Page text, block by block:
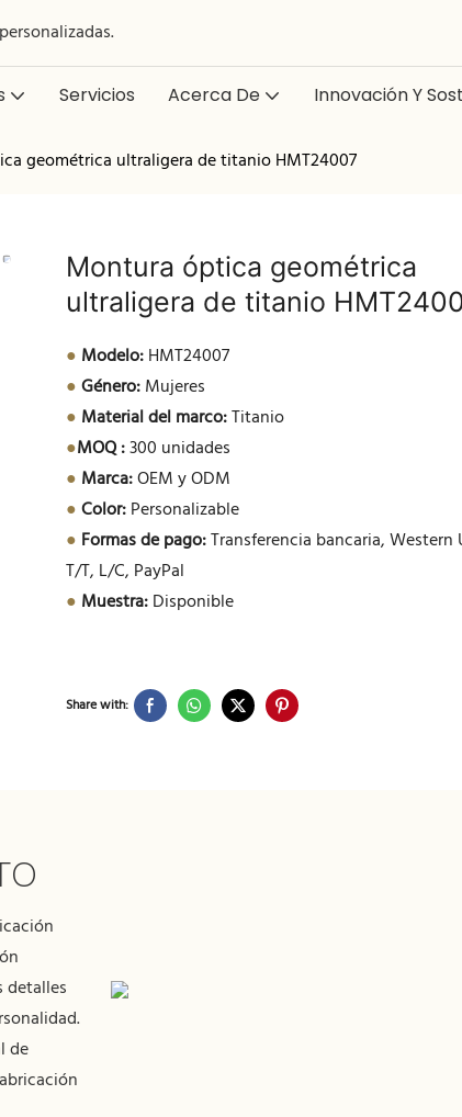
Servicios Acerca De Innovación Y
geométrica ultraligera de titanio HMT24007
Montura óptica geométrica
ultraligera de titanio
● Modelo:HMT24007
● Género:Mujeres
● Material del marco:Titanio
●MOQ :300 unidades
● Marca:OEM y ODM
● Color:Personalizable
● Formas de pago:Transferencia bancaria, Western
T/T, L/C, PayPal
● Muestra:Disponible
Share with:
detalles
de